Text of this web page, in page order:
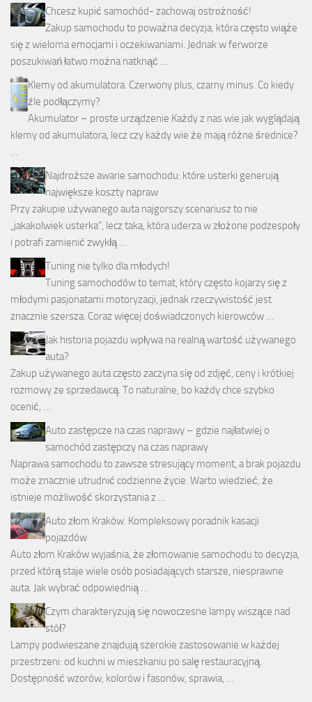
Chcesz kupić samochód- zachowaj ostrożność!
Zakup samochodu to poważna decyzja, która często wiąże
się z wieloma emocjami i oczekiwaniami. Jednak w ferworze
poszukiwań łatwo można natknąć …
Klemy od akumulatora. Czerwony plus, czarny minus. Co kiedy
źle podłączymy?
Akumulator – proste urządzenie Każdy z nas wie jak wyglądają
klemy od akumulatora, lecz czy każdy wie że mają różne średnice?
…
Najdroższe awarie samochodu: które usterki generują
największe koszty napraw
Przy zakupie używanego auta najgorszy scenariusz to nie
„jakakolwiek usterka”, lecz taka, która uderza w złożone podzespoły
i potrafi zamienić zwykłą …
Tuning nie tylko dla młodych!
Tuning samochodów to temat, który często kojarzy się z
młodymi pasjonatami motoryzacji, jednak rzeczywistość jest
znacznie szersza. Coraz więcej doświadczonych kierowców …
Jak historia pojazdu wpływa na realną wartość używanego
auta?
Zakup używanego auta często zaczyna się od zdjęć, ceny i krótkiej
rozmowy ze sprzedawcą. To naturalne, bo każdy chce szybko
ocenić, …
Auto zastępcze na czas naprawy – gdzie najłatwiej o
samochód zastępczy na czas naprawy
Naprawa samochodu to zawsze stresujący moment, a brak pojazdu
może znacznie utrudnić codzienne życie. Warto wiedzieć, że
istnieje możliwość skorzystania z …
Auto złom Kraków. Kompleksowy poradnik kasacji
pojazdów
Auto złom Kraków wyjaśnia, że złomowanie samochodu to decyzja,
przed którą staje wiele osób posiadających starsze, niesprawne
auta. Jak wybrać odpowiednią …
Czym charakteryzują się nowoczesne lampy wiszące nad
stół?
Lampy podwieszane znajdują szerokie zastosowanie w każdej
przestrzeni: od kuchni w mieszkaniu po salę restauracyjną.
Dostępność wzorów, kolorów i fasonów, sprawia, …